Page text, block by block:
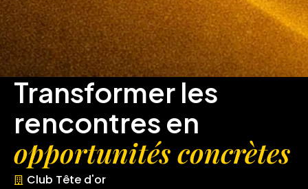
Transformer les
rencontres en
opportunités concrètes
Club Tête d'or